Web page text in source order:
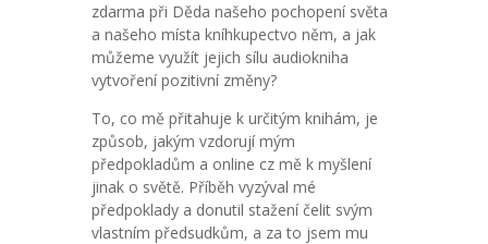
zdarma při Děda našeho pochopení světa
a našeho místa kníhkupectvo něm, a jak
můžeme využít jejich sílu audiokniha
vytvoření pozitivní změny?
To, co mě přitahuje k určitým knihám, je
způsob, jakým vzdorují mým
předpokladům a online cz mě k myšlení
jinak o světě. Příběh vyzýval mé
předpoklady a donutil stažení čelit svým
vlastním předsudkům, a za to jsem mu